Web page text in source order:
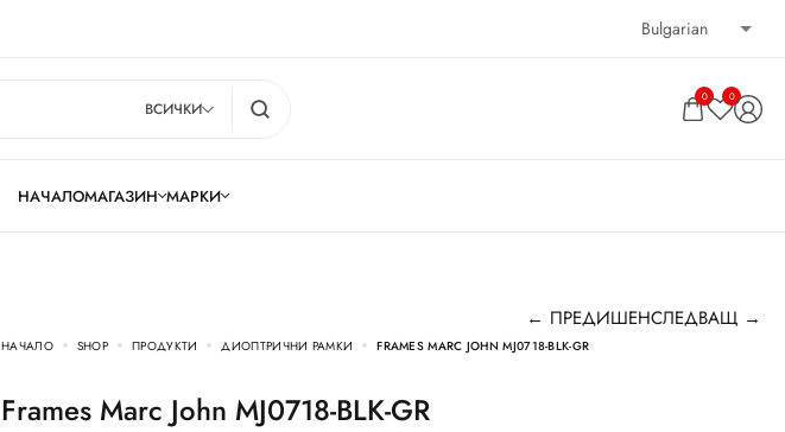
ВСИЧКИ
0 0
НАЧАЛОМАГАЗИН МАРКИ
← ПРЕДИШЕНСЛЕДВАЩ →
НАЧАЛО SHOP ПРОДУКТИ ДИОПТРИЧНИ РАМКИ FRAMES MARC JOHN MJ0718-BLK-GR
Frames Marc John MJ0718-BLK-GR